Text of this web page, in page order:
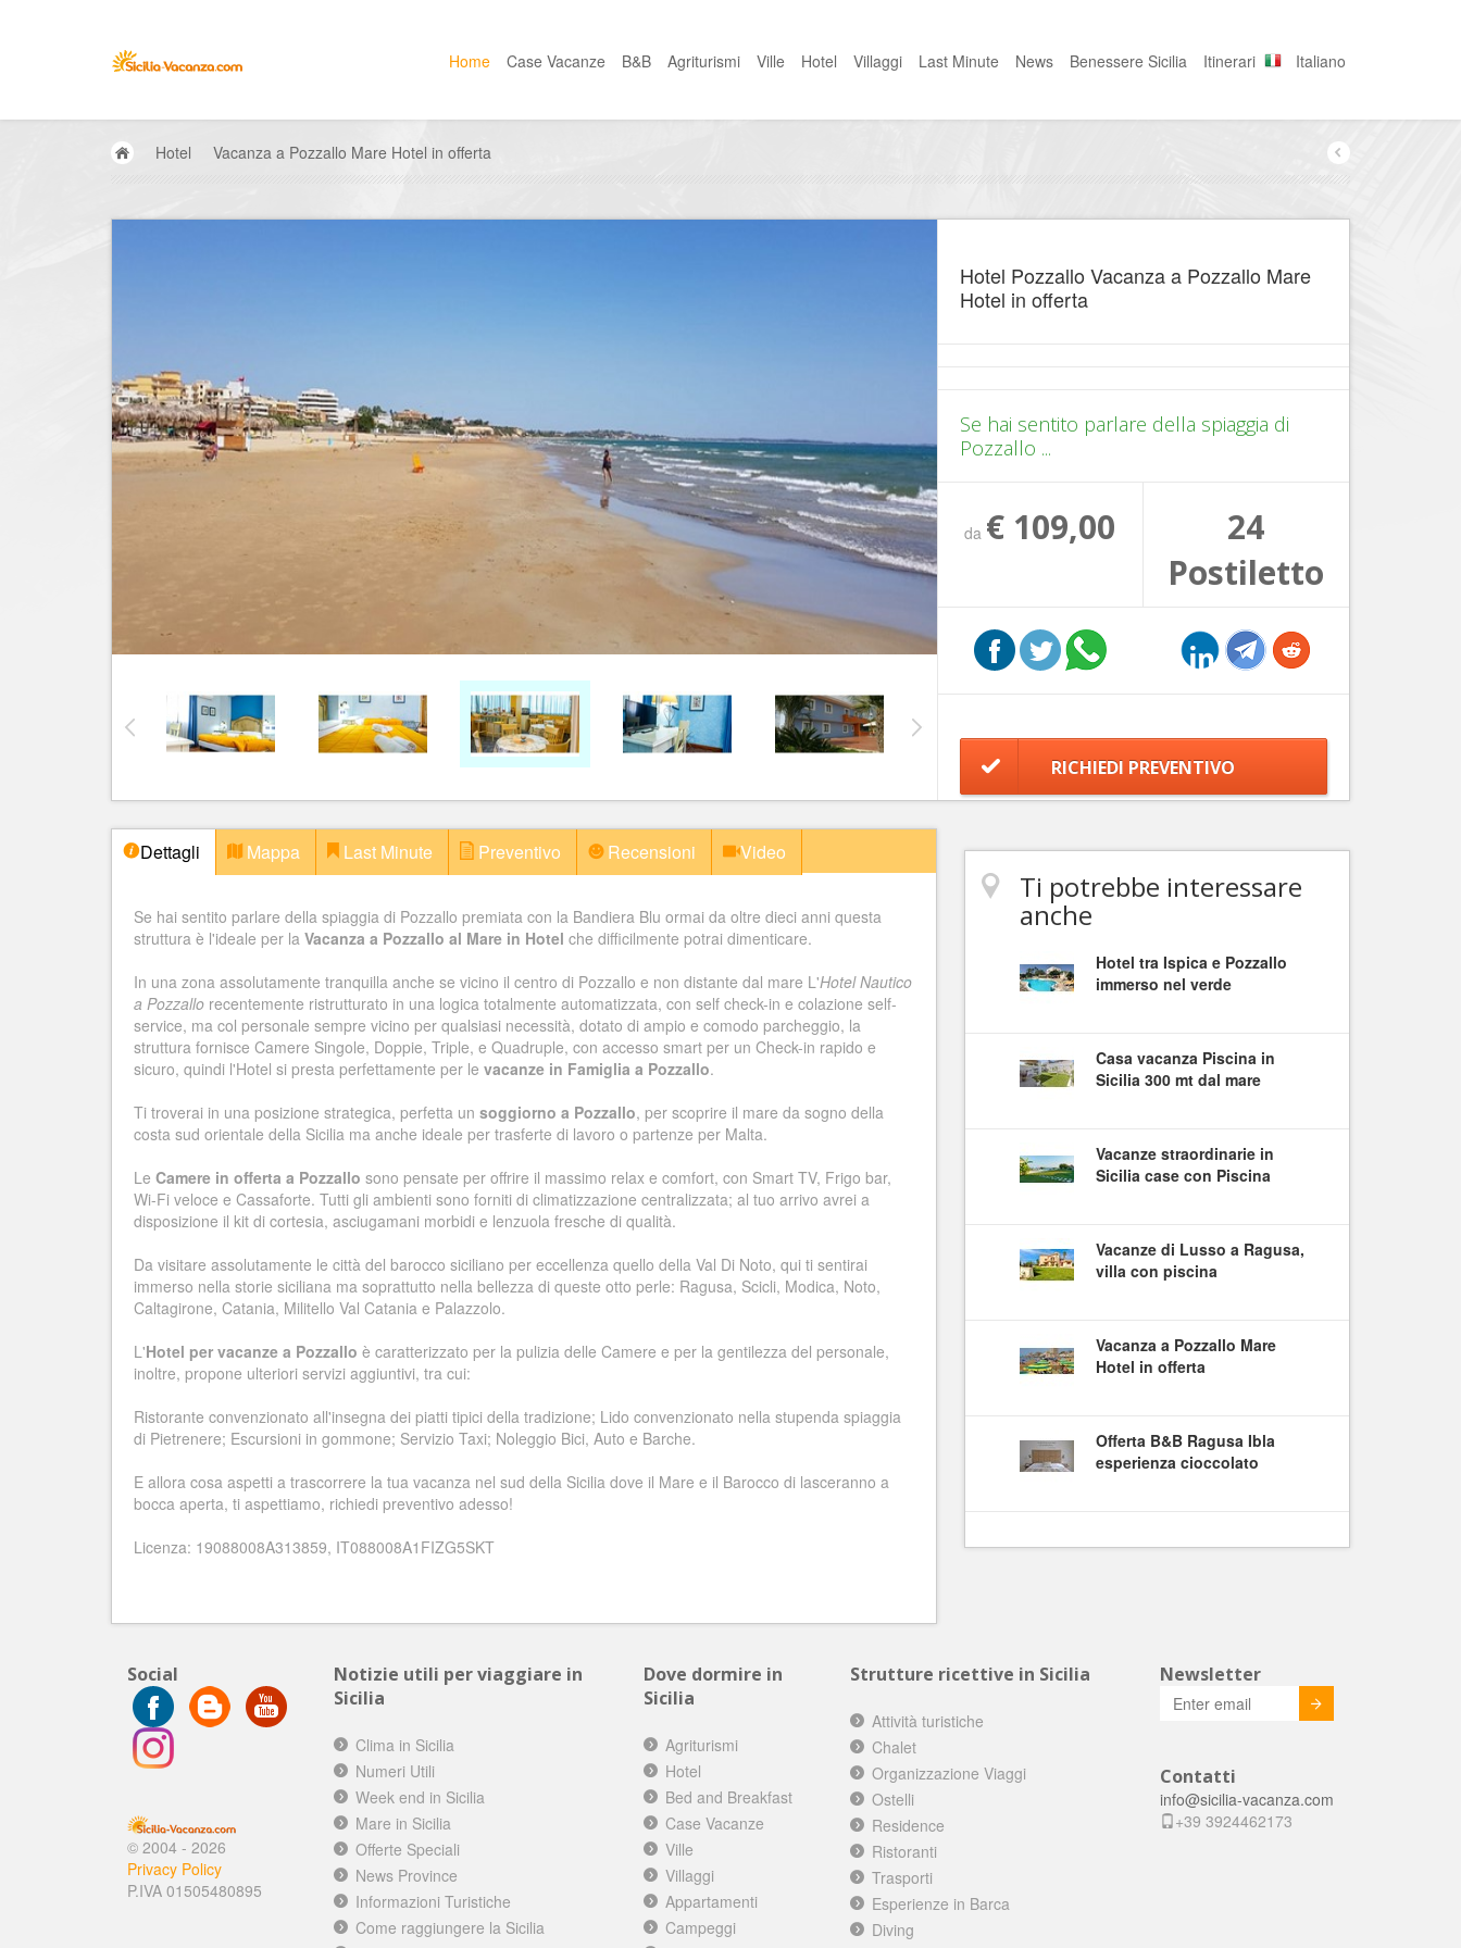
Home Case Vacanze B&B Agriturismi Ville Hotel Villaggi Last Minute News Benessere Sicilia Itinerari Italiano
Hotel Vacanza a Pozzallo Mare Hotel in offerta
Hotel Pozzallo Vacanza a Pozzallo Mare
Hotel in offerta
Se hai sentito parlare della spiaggia di
Pozzallo ...
da € 109,00
24
Postiletto
RICHIEDI PREVENTIVO
Dettagli Mappa Last Minute Preventivo Recensioni Video
Se hai sentito parlare della spiaggia di Pozzallo premiata con la Bandiera Blu ormai da oltre dieci anni questa
struttura è l'ideale per la Vacanza a Pozzallo al Mare in Hotel che difficilmente potrai dimenticare.
In una zona assolutamente tranquilla anche se vicino il centro di Pozzallo e non distante dal mare L'Hotel Nautico
a Pozzallo recentemente ristrutturato in una logica totalmente automatizzata, con self check-in e colazione self-
service, ma col personale sempre vicino per qualsiasi necessità, dotato di ampio e comodo parcheggio, la
struttura fornisce Camere Singole, Doppie, Triple, e Quadruple, con accesso smart per un Check-in rapido e
sicuro, quindi l'Hotel si presta perfettamente per le vacanze in Famiglia a Pozzallo.
Ti troverai in una posizione strategica, perfetta un soggiorno a Pozzallo, per scoprire il mare da sogno della
costa sud orientale della Sicilia ma anche ideale per trasferte di lavoro o partenze per Malta.
Le Camere in offerta a Pozzallo sono pensate per offrire il massimo relax e comfort, con Smart TV, Frigo bar,
Wi-Fi veloce e Cassaforte. Tutti gli ambienti sono forniti di climatizzazione centralizzata; al tuo arrivo avrei a
disposizione il kit di cortesia, asciugamani morbidi e lenzuola fresche di qualità.
Da visitare assolutamente le città del barocco siciliano per eccellenza quello della Val Di Noto, qui ti sentirai
immerso nella storie siciliana ma soprattutto nella bellezza di queste otto perle: Ragusa, Scicli, Modica, Noto,
Caltagirone, Catania, Militello Val Catania e Palazzolo.
L'Hotel per vacanze a Pozzallo è caratterizzato per la pulizia delle Camere e per la gentilezza del personale,
inoltre, propone ulteriori servizi aggiuntivi, tra cui:
Ristorante convenzionato all'insegna dei piatti tipici della tradizione; Lido convenzionato nella stupenda spiaggia
di Pietrenere; Escursioni in gommone; Servizio Taxi; Noleggio Bici, Auto e Barche.
E allora cosa aspetti a trascorrere la tua vacanza nel sud della Sicilia dove il Mare e il Barocco di lasceranno a
bocca aperta, ti aspettiamo, richiedi preventivo adesso!
Licenza: 19088008A313859, IT088008A1FIZG5SKT
Ti potrebbe interessare
anche
Hotel tra Ispica e Pozzallo
immerso nel verde
Casa vacanza Piscina in
Sicilia 300 mt dal mare
Vacanze straordinarie in
Sicilia case con Piscina
Vacanze di Lusso a Ragusa,
villa con piscina
Vacanza a Pozzallo Mare
Hotel in offerta
Offerta B&B Ragusa Ibla
esperienza cioccolato
Social
© 2004 - 2026
Privacy Policy
P.IVA 01505480895
Notizie utili per viaggiare in
Sicilia
Clima in Sicilia
Numeri Utili
Week end in Sicilia
Mare in Sicilia
Offerte Speciali
News Province
Informazioni Turistiche
Come raggiungere la Sicilia
Dove dormire in
Sicilia
Agriturismi
Hotel
Bed and Breakfast
Case Vacanze
Ville
Villaggi
Appartamenti
Campeggi
Strutture ricettive in Sicilia
Attività turistiche
Chalet
Organizzazione Viaggi
Ostelli
Residence
Ristoranti
Trasporti
Esperienze in Barca
Diving
Newsletter
Invia
Contatti
info@sicilia-vacanza.com
+39 3924462173